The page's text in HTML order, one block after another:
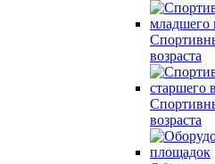
возраста
возраста